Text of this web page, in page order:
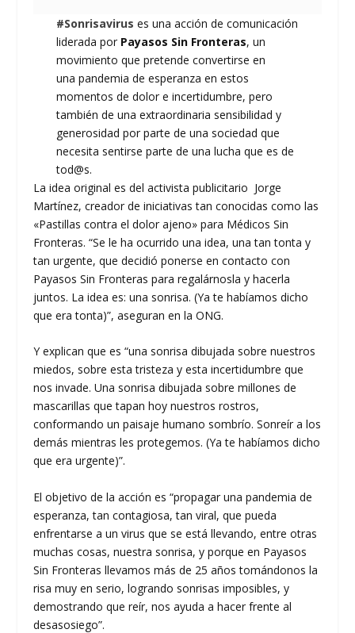
#Sonrisavirus es una acción de comunicación
liderada por Payasos Sin Fronteras, un
movimiento que pretende convertirse en
una pandemia de esperanza en estos
momentos de dolor e incertidumbre, pero
también de una extraordinaria sensibilidad y
generosidad por parte de una sociedad que
necesita sentirse parte de una lucha que es de
tod@s.
La idea original es del activista publicitario Jorge
Martínez, creador de iniciativas tan conocidas como las
«Pastillas contra el dolor ajeno» para Médicos Sin
Fronteras. “Se le ha ocurrido una idea, una tan tonta y
tan urgente, que decidió ponerse en contacto con
Payasos Sin Fronteras para regalárnosla y hacerla
juntos. La idea es: una sonrisa. (Ya te habíamos dicho
que era tonta)”, aseguran en la ONG.
Y explican que es “una sonrisa dibujada sobre nuestros
miedos, sobre esta tristeza y esta incertidumbre que
nos invade. Una sonrisa dibujada sobre millones de
mascarillas que tapan hoy nuestros rostros,
conformando un paisaje humano sombrío. Sonreír a los
demás mientras les protegemos. (Ya te habíamos dicho
que era urgente)”.
El objetivo de la acción es “propagar una pandemia de
esperanza, tan contagiosa, tan viral, que pueda
enfrentarse a un virus que se está llevando, entre otras
muchas cosas, nuestra sonrisa, y porque en Payasos
Sin Fronteras llevamos más de 25 años tomándonos la
risa muy en serio, logrando sonrisas imposibles, y
demostrando que reír, nos ayuda a hacer frente al
desasosiego”.